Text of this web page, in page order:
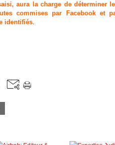
aura la charge de déterminer
commises par Facebook et
identifiés.